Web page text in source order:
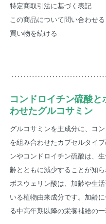
特定商取引法に基づく表記
この商品について問い合わせる
買い物を続ける
コンドロイチン硫酸
わせたグルコサミン
グルコサミンを主成分に、コ
を組み合わせたカプセルタイ
ンやコンドロイチン硫酸は、
齢とともに減少することが知ら
ボスウェリン酸は、加齢や生
いる植物由来成分です。加齢
る中高年期以降の栄養補給の